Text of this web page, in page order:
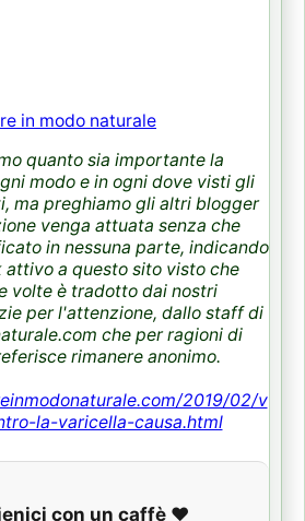
in modo naturale
quanto sia importante la
modo e in ogni dove visti gli
ma preghiamo gli altri blogger
venga attuata senza che
in nessuna parte, indicando
attivo a questo sito visto che
volte è tradotto dai nostri
per l'attenzione, dallo staff di
che per ragioni di
rimanere anonimo.
2019/02/v
la-varicella-causa.html
con un caffè ❤️